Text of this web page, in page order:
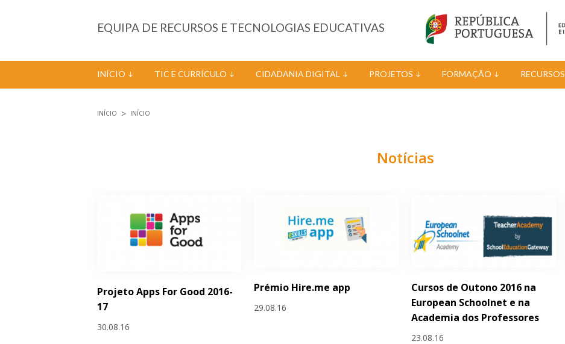
EQUIPA DE RECURSOS E TECNOLOGIAS EDUCATIVAS
INÍCIO TIC E CURRÍCULO CIDADANIA DIGITAL PROJETOS FORMAÇÃO RECURSOS
INÍCIO INÍCIO
Notícias
Projeto Apps For Good 2016-
17
30.08.16
Prémio Hire.me app
29.08.16
Cursos de Outono 2016 na
European Schoolnet e na
Academia dos Professores
23.08.16
Páginas